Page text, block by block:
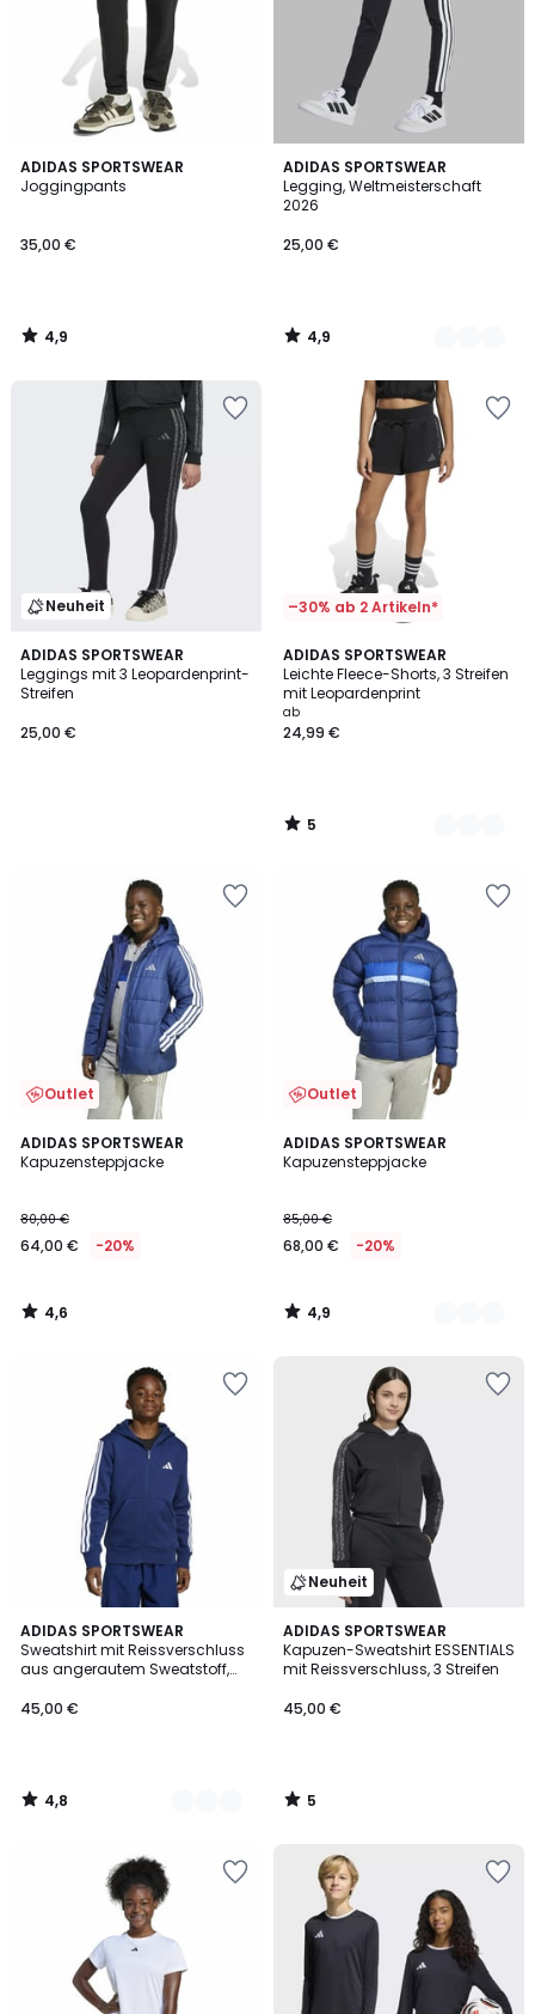
ADIDAS SPORTSWEAR
Joggingpants
35,00 €
4,9
/ 5
4,9
/
ADIDAS SPORTSWEAR
Legging, Weltmeisterschaft
2026
25,00 €
4,9
/ 5
2
Farben
4,9
/
Neuheit
ADIDAS SPORTSWEAR
Leggings mit 3 Leopardenprint-
Streifen
25,00 €
–30% ab 2 Artikeln*
ADIDAS SPORTSWEAR
Leichte Fleece-Shorts, 3 Streifen
mit Leopardenprint
ab
24,99 €
5
/
5
2
Farben
5
/
Outlet
ADIDAS SPORTSWEAR
Kapuzensteppjacke
80,00 €
64,00 € -20%
4,6
/ 5
4,6
/
Outlet
ADIDAS SPORTSWEAR
Kapuzensteppjacke
85,00 €
68,00 € -20%
4,9
/ 5
2
Farben
4,9
/
ADIDAS SPORTSWEAR
Sweatshirt mit Reissverschluss
aus angerautem Sweatstoff,
45,00 €
4,8
/ 5
2
Farben
4,8
/
Neuheit
ADIDAS SPORTSWEAR
Kapuzen-Sweatshirt ESSENTIALS
mit Reissverschluss, 3 Streifen
45,00 €
5
/
5
5
/